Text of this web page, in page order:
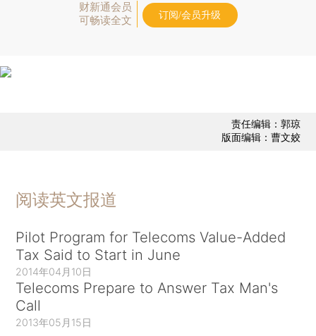
财新通会员
可畅读全文
订阅/会员升级
责任编辑：郭琼
版面编辑：曹文姣
阅读英文报道
Pilot Program for Telecoms Value-Added
Tax Said to Start in June
2014年04月10日
Telecoms Prepare to Answer Tax Man's
Call
2013年05月15日